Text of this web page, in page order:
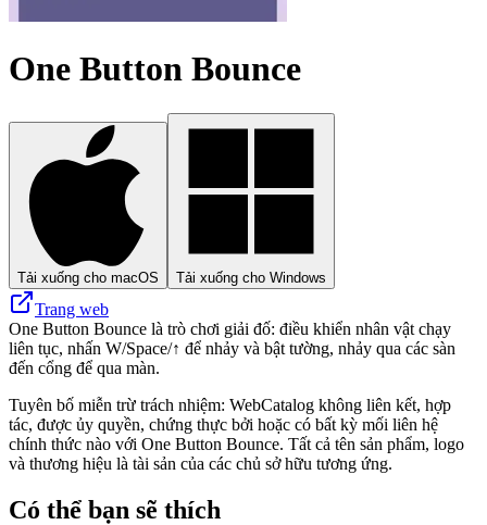
One Button Bounce
Tải xuống cho macOS Tải xuống cho Windows
Trang web
One Button Bounce là trò chơi giải đố: điều khiển nhân vật chạy
liên tục, nhấn W/Space/↑ để nhảy và bật tường, nhảy qua các sàn
đến cổng để qua màn.
Tuyên bố miễn trừ trách nhiệm: WebCatalog không liên kết, hợp
tác, được ủy quyền, chứng thực bởi hoặc có bất kỳ mối liên hệ
chính thức nào với One Button Bounce. Tất cả tên sản phẩm, logo
và thương hiệu là tài sản của các chủ sở hữu tương ứng.
Có thể bạn sẽ thích